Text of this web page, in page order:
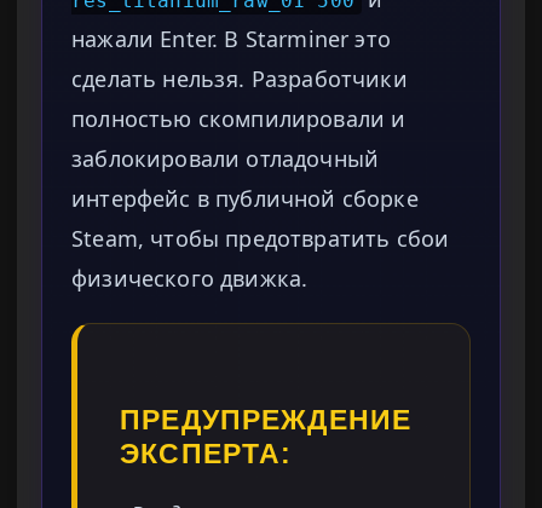
нажали Enter. В Starminer это
сделать нельзя. Разработчики
полностью скомпилировали и
заблокировали отладочный
интерфейс в публичной сборке
Steam, чтобы предотвратить сбои
физического движка.
ПРЕДУПРЕЖДЕНИЕ
ЭКСПЕРТА: